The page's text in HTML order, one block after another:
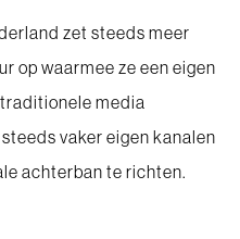
zet steeds meer
op waarmee ze een eigen
media
vaker eigen kanalen
achterban te richten.